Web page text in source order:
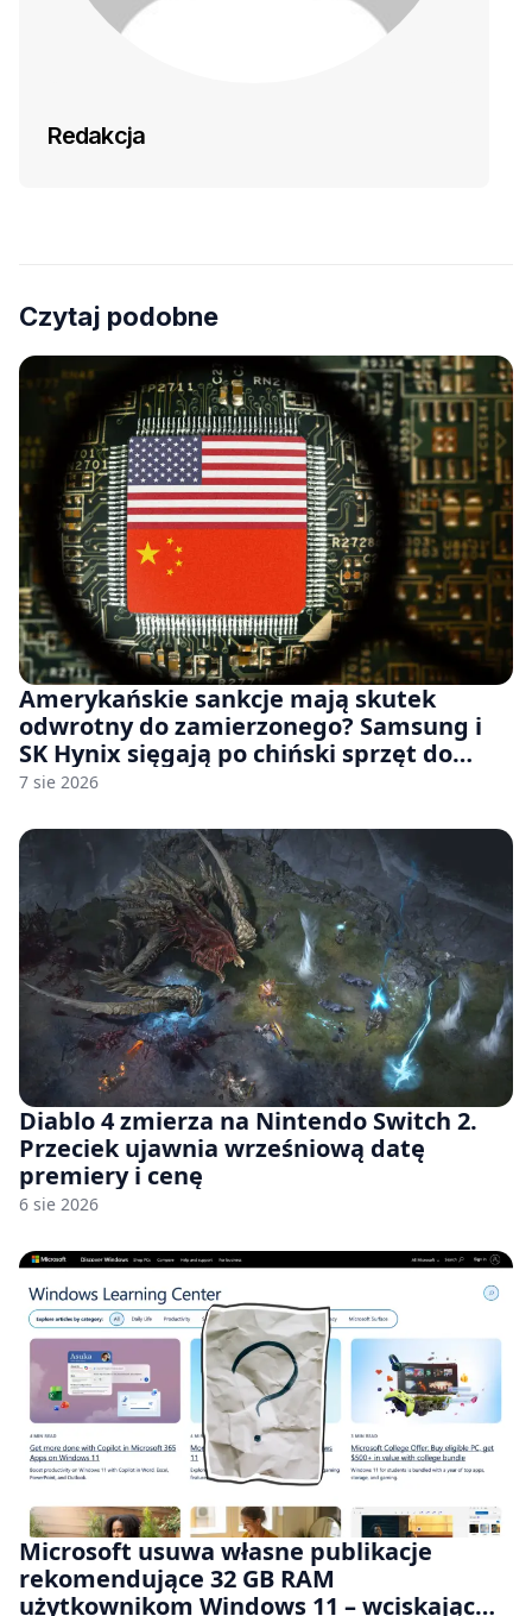
Redakcja
Czytaj podobne
Amerykańskie sankcje mają skutek
odwrotny do zamierzonego? Samsung i
SK Hynix sięgają po chiński sprzęt do
fabryk chipów
7 sie 2026
Diablo 4 zmierza na Nintendo Switch 2.
Przeciek ujawnia wrześniową datę
premiery i cenę
6 sie 2026
Microsoft usuwa własne publikacje
rekomendujące 32 GB RAM
użytkownikom Windows 11 – wciskając